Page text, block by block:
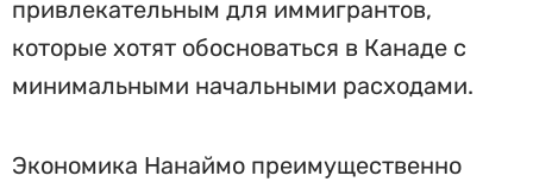
привлекательным для иммигрантов,
которые хотят обосноваться в Канаде с
минимальными начальными расходами.
Экономика Нанаймо преимущественно